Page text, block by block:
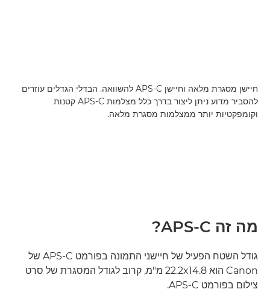
חיישן מסגרת מלאה וחיישן APS-C להשוואה. הבדלי הגדלים עוזרים
להסביר מדוע ניתן ליצור בדרך כלל מצלמות APS-C קטנות
וקומפקטיות יותר ממצלמות מסגרת מלאה.
מה זה APS-C?
גודל השטח הפעיל של חיישני התמונה בפורמט APS-C של
Canon הוא 22.2x14.8 מ"מ, קרוב לגודל המסגרת של סרט
צילום בפורמט APS-C.